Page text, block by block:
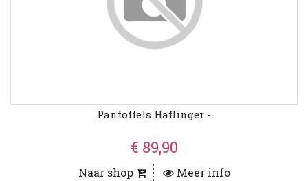
Pantoffels Haflinger -
€ 89,90
Naar shop Meer info